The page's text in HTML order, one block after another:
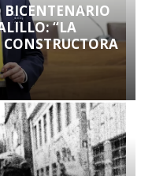
BICENTENARIO
“LA
CONSTRUCTORA